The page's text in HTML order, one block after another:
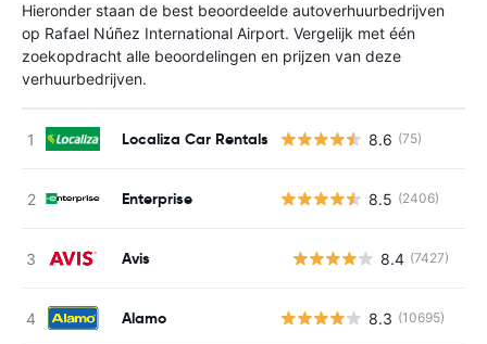
Hieronder staan de best beoordeelde autoverhuurbedrijven
op Rafael Núñez International Airport. Vergelijk met één
zoekopdracht alle beoordelingen en prijzen van deze
verhuurbedrijven.
Localiza Car Rentals 8.6 (75)
Enterprise 8.5 (2406)
Avis 8.4 (7427)
Alamo 8.3 (10695)